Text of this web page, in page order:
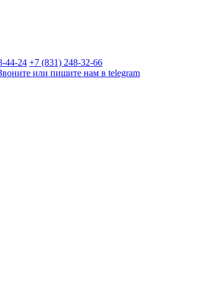
44-24 +7 (831) 248-32-66
или пишите нам в telegram